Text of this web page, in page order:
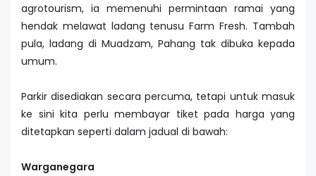
agrotourism, ia memenuhi permintaan ramai yang
hendak melawat ladang tenusu Farm Fresh. Tambah
pula, ladang di Muadzam, Pahang tak dibuka kepada
umum.
Parkir disediakan secara percuma, tetapi untuk masuk
ke sini kita perlu membayar tiket pada harga yang
ditetapkan seperti dalam jadual di bawah:
Warganegara